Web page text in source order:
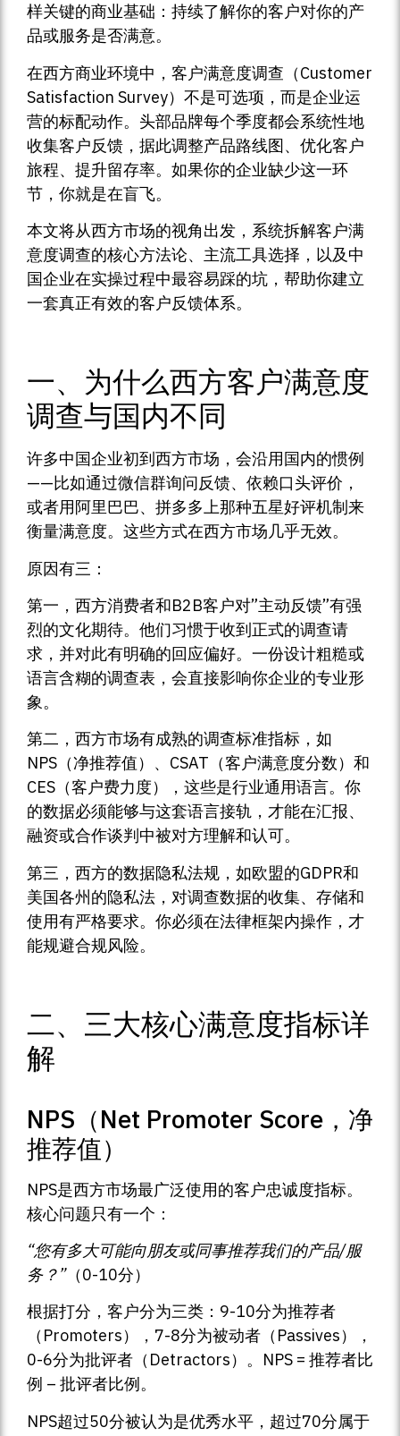
样关键的商业基础：持续了解你的客户对你的产
品或服务是否满意。
在西方商业环境中，客户满意度调查（Customer
Satisfaction Survey）不是可选项，而是企业运
营的标配动作。头部品牌每个季度都会系统性地
收集客户反馈，据此调整产品路线图、优化客户
旅程、提升留存率。如果你的企业缺少这一环
节，你就是在盲飞。
本文将从西方市场的视角出发，系统拆解客户满
意度调查的核心方法论、主流工具选择，以及中
国企业在实操过程中最容易踩的坑，帮助你建立
一套真正有效的客户反馈体系。
一、为什么西方客户满意度
调查与国内不同
许多中国企业初到西方市场，会沿用国内的惯例
——比如通过微信群询问反馈、依赖口头评价，
或者用阿里巴巴、拼多多上那种五星好评机制来
衡量满意度。这些方式在西方市场几乎无效。
原因有三：
第一，西方消费者和B2B客户对”主动反馈”有强
烈的文化期待。他们习惯于收到正式的调查请
求，并对此有明确的回应偏好。一份设计粗糙或
语言含糊的调查表，会直接影响你企业的专业形
象。
第二，西方市场有成熟的调查标准指标，如
NPS（净推荐值）、CSAT（客户满意度分数）和
CES（客户费力度），这些是行业通用语言。你
的数据必须能够与这套语言接轨，才能在汇报、
融资或合作谈判中被对方理解和认可。
第三，西方的数据隐私法规，如欧盟的GDPR和
美国各州的隐私法，对调查数据的收集、存储和
使用有严格要求。你必须在法律框架内操作，才
能规避合规风险。
二、三大核心满意度指标详
解
NPS（Net Promoter Score，净
推荐值）
NPS是西方市场最广泛使用的客户忠诚度指标。
核心问题只有一个：
“您有多大可能向朋友或同事推荐我们的产品/服
务？”（0-10分）
根据打分，客户分为三类：9-10分为推荐者
（Promoters），7-8分为被动者（Passives），
0-6分为批评者（Detractors）。NPS = 推荐者比
例 – 批评者比例。
NPS超过50分被认为是优秀水平，超过70分属于